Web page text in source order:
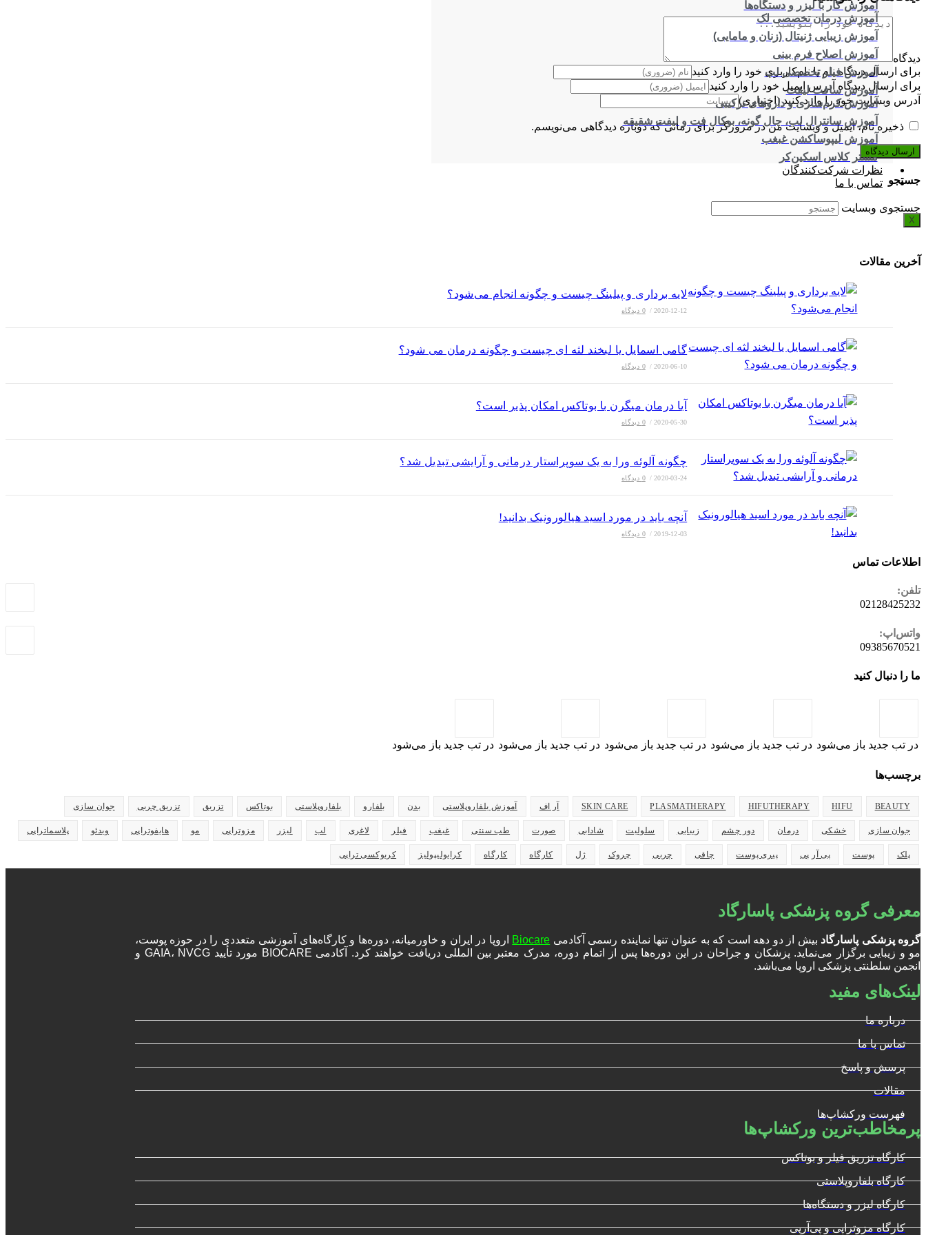
آموزش کار با لیزر و دستگاه‌ها
آموزش درمان تخصصی لک
آموزش زیبایی ژنیتال (زنان و مامایی)
آموزش اصلاح فرم بینی
آموزش فیلر تخصصی لب
آموزش سافت لیفت
آموزش کرم‌سازی و داروهای ترکیبی
آموزش سانترال لب، چال گونه، بوکال فت و لیفت شقیقه
آموزش لیپوساکشن غبغب
مستر کلاس اسکین‌کر
نظرات شرکت‌کنندگان
تماس با ما
X
دیدگاه
برای ارسال دیدگاه نام یا نام‌کاربری خود را وارد کنید
برای ارسال دیدگاه آدرس ایمیل خود را وارد کنید
آدرس وبسایت خود را وارد کنید (اختیاری)
ذخیره نام، ایمیل و وبسایت من در مرورگر برای زمانی که دوباره دیدگاهی می‌نویسم.
جستجو
جستجوی وبسایت
آخرین مقالات
لایه برداری و پیلینگ چیست و چگونه انجام می‌شود؟
2020-12-12
/ 0 دیدگاه
گامی اسمایل یا لبخند لثه ای چیست و چگونه درمان می شود؟
2020-06-10
/ 0 دیدگاه
آیا درمان میگرن با بوتاکس امکان پذیر است؟
2020-05-30
/ 0 دیدگاه
چگونه آلوئه ورا به یک سوپراستار درمانی و آرایشی تبدیل شد؟
2020-03-24
/ 0 دیدگاه
آنچه باید در مورد اسید هیالورونیک بدانید!
2019-12-03
/ 0 دیدگاه
اطلاعات تماس
تلفن:
02128425232
واتس‌اپ:
09385670521
ما را دنبال کنید
در تب جدید باز می‌شود در تب جدید باز می‌شود در تب جدید باز می‌شود در تب جدید باز می‌شود در تب جدید باز می‌شود
برچسب‌ها
BEAUTY
HIFU
HIFUTHERAPY
PLASMATHERAPY
SKIN CARE آر اف آموزش بلفاروپلاستی بدن بلفارو بلفاروپلاستی بوتاکس تزریق تزریق چربی جوان سازی
جوان سازی خشکی درمان دور چشم زیبایی سلولیت شادابی صورت طب سنتی غبغب فیلر لاغری لب لیزر مزوتراپی مو هایفوتراپی ویدئو پلاسماتراپی
پلک پوست پی آر پی پیری پوست چاقی چربی چروک ژل کارگاه کارگاه کرایولیپولیز کربوکسی تراپی
معرفی گروه پزشکی پاسارگاد
گروه پزشکی پاسارگاد بیش از دو دهه است که به عنوان تنها نماینده رسمی آکادمی Biocare
اروپا در ایران و خاورمیانه، دوره‌ها و کارگاه‌های آموزشی متعددی را در حوزه پوست،
مو و زیبایی برگزار می‌نماید. پزشکان و جراحان در این دوره‌ها پس از اتمام دوره، مدرک معتبر بین المللی دریافت خواهند کرد. آکادمی BIOCARE مورد تأیید GAIA، NVCG و
انجمن سلطنتی پزشکی اروپا می‌باشد.
لینک‌های مفید
درباره ما
تماس با ما
پرسش و پاسخ
مقالات
فهرست ورکشاپ‌ها
پرمخاطب‌ترین ورکشاپ‌ها
کارگاه تزریق فیلر و بوتاکس
کارگاه بلفاروپلاستی
کارگاه لیزر و دستگاه‌ها
کارگاه مزوتراپی و پی‌آرپی